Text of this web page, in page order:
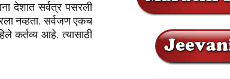
देशात सर्वत्र पसरली
नव्हता. सर्वजण एकच
कर्तव्य आहे. त्यासाठी